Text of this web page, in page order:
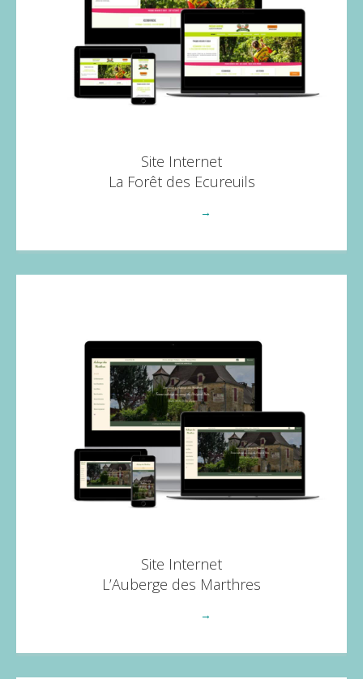
Site Internet
La Forêt des Ecureuils
→
Site Internet
L’Auberge des Marthres
→